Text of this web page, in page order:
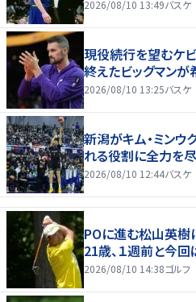
2026/08/10 13:49バスケ
現役続行を望むケ
終えたビッグマン
2026/08/10 13:25バスケ
新潟がキム・ミンウ
れる役割に全力を尽
2026/08/10 12:44バスケ
POに進む松山英
21歳、１週前と今
2026/08/10 14:38ゴルフ